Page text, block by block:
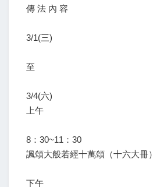
傳 法 內 容
3/1(三)
至
3/4(六)
上午
8：30~11：30
諷頌大般若經十萬頌（十六大冊）
下午